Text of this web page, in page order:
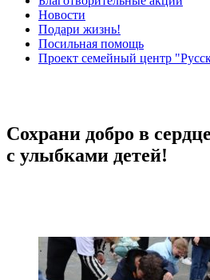
Новости
Подари жизнь!
Посильная помощь
Проект семейный центр
Сохрани добро в
с улыбками детей!